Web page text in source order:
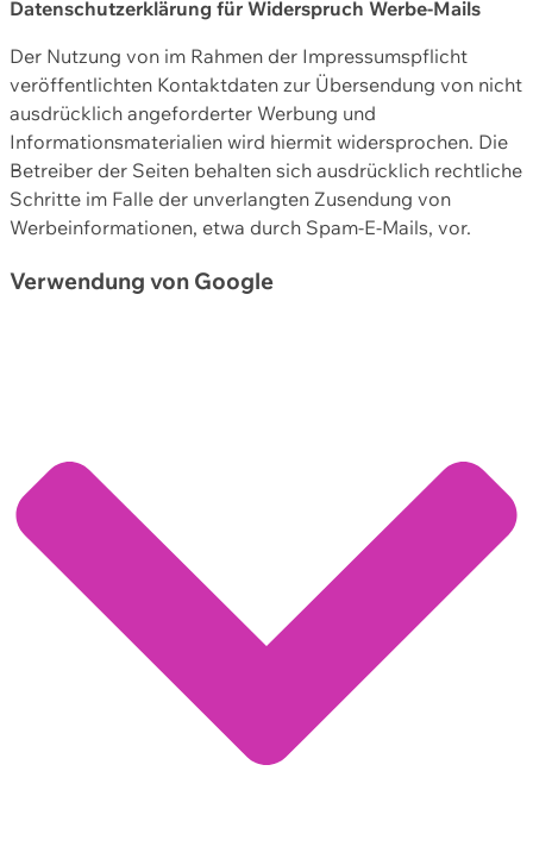
Datenschutzerklärung für Widerspruch Werbe-Mails
Der Nutzung von im Rahmen der Impressumspflicht
veröffentlichten Kontaktdaten zur Übersendung von nicht
ausdrücklich angeforderter Werbung und
Informationsmaterialien wird hiermit widersprochen. Die
Betreiber der Seiten behalten sich ausdrücklich rechtliche
Schritte im Falle der unverlangten Zusendung von
Werbeinformationen, etwa durch Spam-E-Mails, vor.
Verwendung von Google